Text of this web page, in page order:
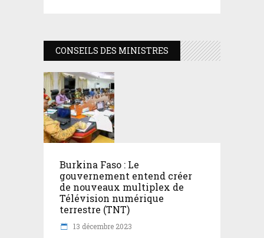
CONSEILS DES MINISTRES
Burkina Faso : Le
gouvernement entend créer
de nouveaux multiplex de
Télévision numérique
terrestre (TNT)
13 décembre 2023